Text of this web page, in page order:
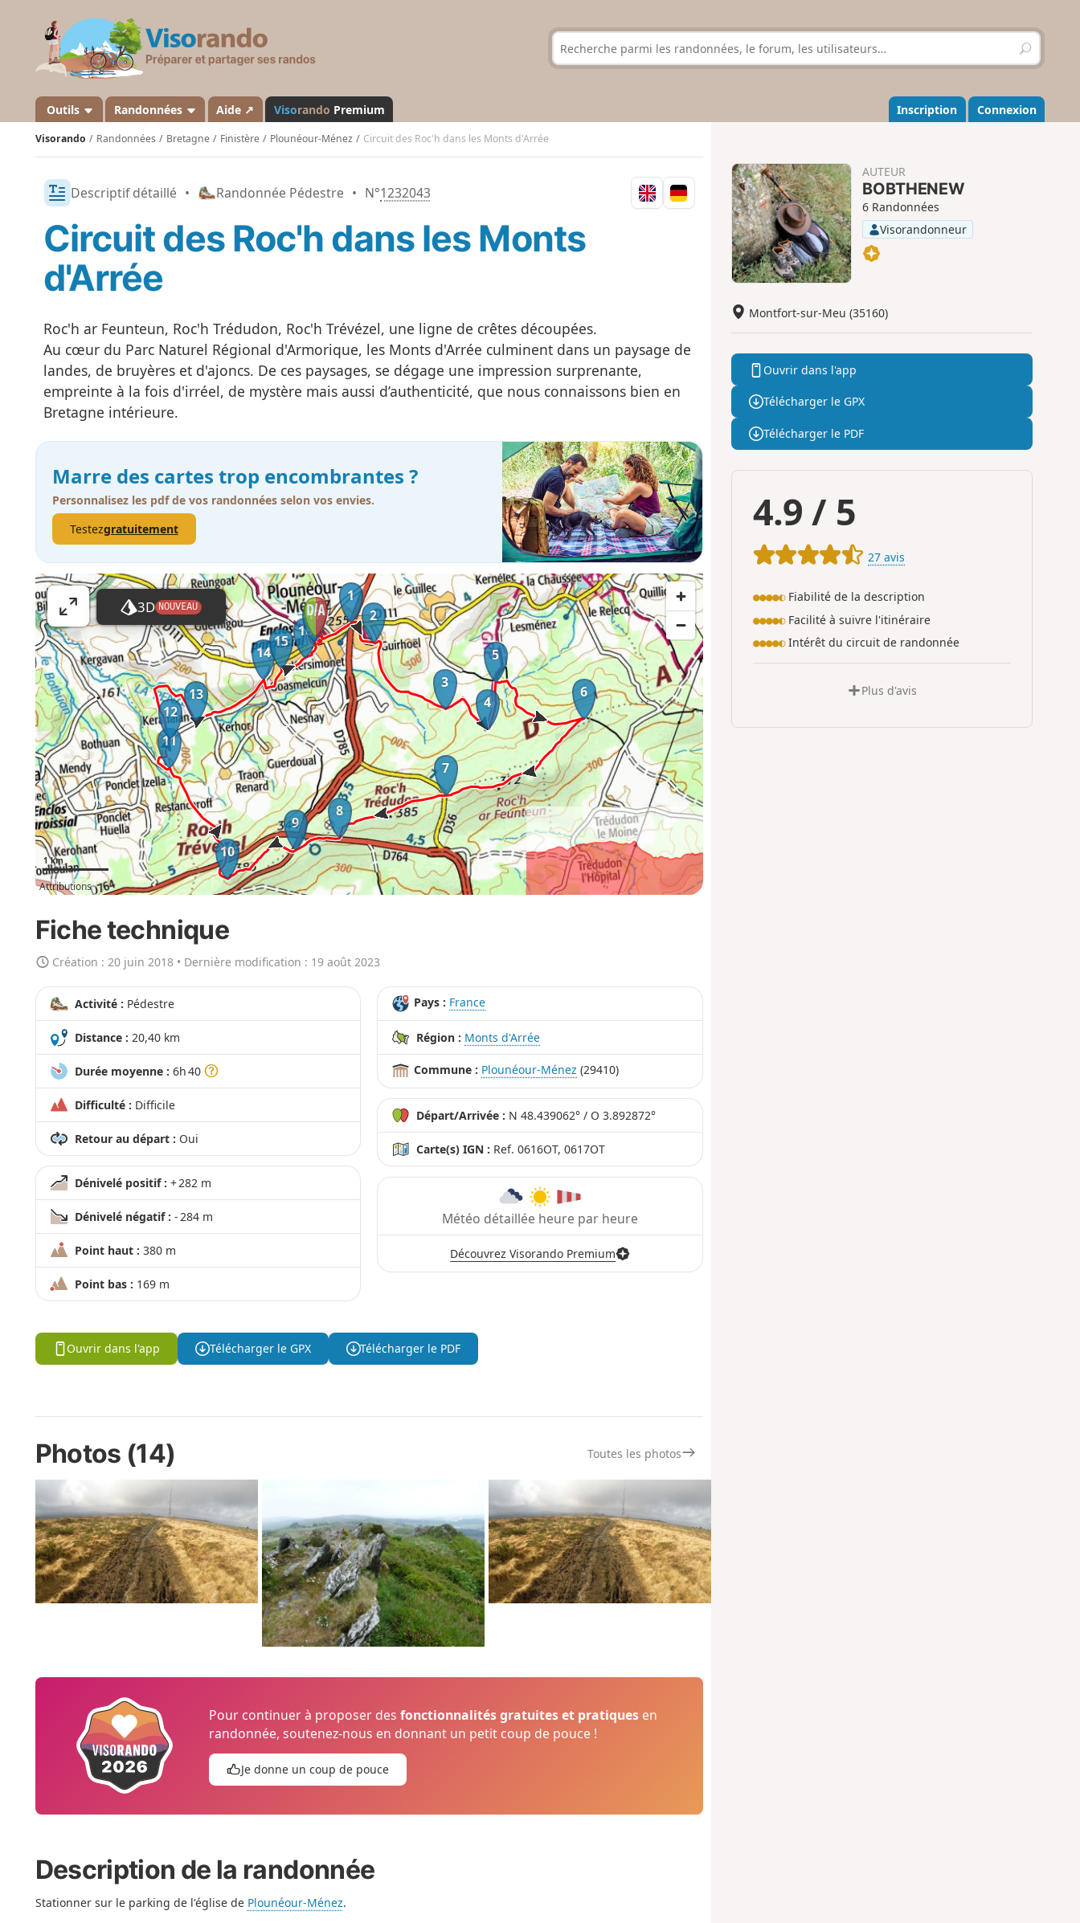
s
a
n
d
o
R
e
h
e
r
Outils Randonnées Aide ↗ Visorando Premium Inscription Connexion
Visorando Randonnées Bretagne Finistère Plounéour-Ménez Circuit des Roc'h dans les Monts d'Arrée
Descriptif détaillé • Randonnée Pédestre • N°1232043
Circuit des Roc'h dans les Monts
d'Arrée
Roc'h ar Feunteun, Roc'h Trédudon, Roc'h Trévézel, une ligne de crêtes découpées.
Au cœur du Parc Naturel Régional d'Armorique, les Monts d'Arrée culminent dans un paysage de
landes, de bruyères et d'ajoncs. De ces paysages, se dégage une impression surprenante,
empreinte à la fois d'irréel, de mystère mais aussi d’authenticité, que nous connaissons bien en
Bretagne intérieure.
Marre des cartes trop encombrantes ?
Personnalisez les pdf de vos randonnées selon vos envies.
Testezgratuitement
A
ff
i
c
h
e
r
l
a
c
a
r
t
e
e
n
g
r
d
3D NOUVEAU
1
2
3
4
5
6
7
8
9
10
11
12
13
14
15
16
17
1 km
Attributions
Fiche technique
Création :20 juin 2018 • Dernière modification : 19 août 2023
Activité : Pédestre
Distance : 20,40 km
Durée moyenne : 6h 40
Difficulté : Difficile
Retour au départ : Oui
Dénivelé positif : + 282 m
Dénivelé négatif : - 284 m
Point haut : 380 m
Point bas : 169 m
Pays : France
Région : Monts d'Arrée
Commune : Plounéour-Ménez (29410)
Départ/Arrivée : N 48.439062° / O 3.892872°
Carte(s) IGN : Ref. 0616OT, 0617OT
Météo détaillée heure par heure
Découvrez Visorando Premium
Ouvrir dans l'app Télécharger le GPX Télécharger le PDF
Photos (14) Toutes les photos
Pour continuer à proposer desfonctionnalités gratuites et pratiques en
randonnée, soutenez-nous en donnant un petit coup de pouce !
Je donne un coup de pouce
Description de la randonnée
Stationner sur le parking de l'église de Plounéour-Ménez.
AUTEUR
BOBTHENEW
6 Randonnées
Visorandonneur
Montfort-sur-Meu (35160)
Ouvrir dans l'app
Télécharger le GPX
Télécharger le PDF
4.9/ 5
27 avis
●●●●◐Fiabilité de la description
●●●●◐Facilité à suivre l'itinéraire
●●●●◐Intérêt du circuit de randonnée
Plus d'avis